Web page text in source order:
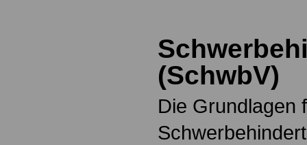
(SchwbV)
Die Grundlagen